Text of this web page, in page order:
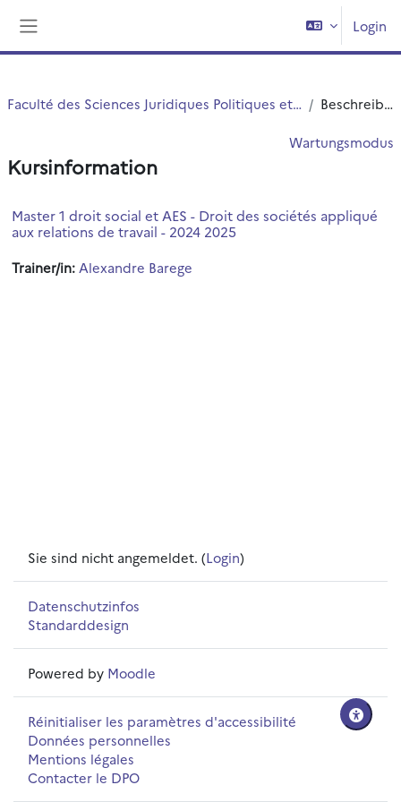
Login
Faculté des Sciences Juridiques Politiques et Sociales Beschreibung
Wartungsmodus
Kursinformation
Master 1 droit social et AES - Droit des sociétés appliqué
aux relations de travail - 2024 2025
Trainer/in: Alexandre Barege
Sie sind nicht angemeldet. (Login)
Datenschutzinfos
Standarddesign
Powered by Moodle
Réinitialiser les paramètres d'accessibilité
Données personnelles
Mentions légales
Contacter le DPO